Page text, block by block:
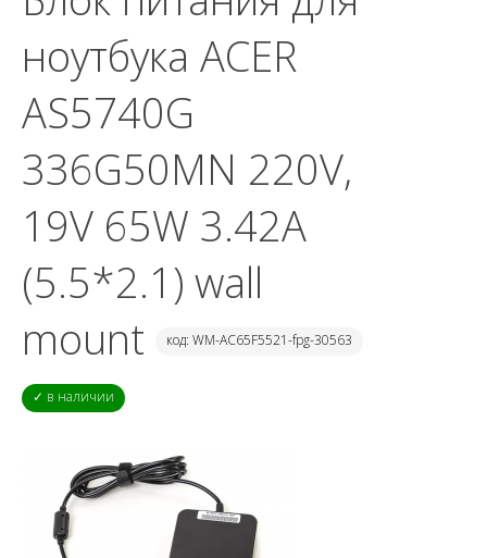
ноутбука ACER
AS5740G
336G50MN 220V,
19V 65W 3.42A
(5.5*2.1) wall
mount
код: WM-AC65F5521-fpg-30563
✓ в наличии